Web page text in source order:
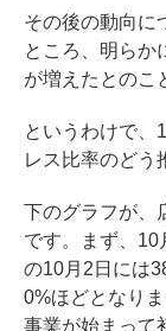
その後の動向に
ところ、明らか
が増えたとのこ
というわけで、
レス比率のどう
下のグラフが、
です。まず、10
の10月2日には
0%ほどとなり
事業が始まって